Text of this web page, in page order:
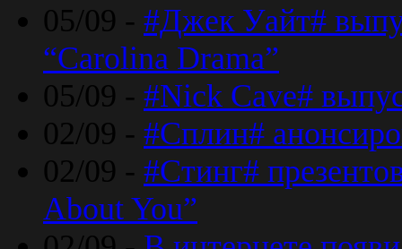
05/09 - #Джек Уайт#
“Carolina Drama”
05/09 - #Nick Cave#
02/09 - #Сплин#
02/09 - #Стинг#
About You”